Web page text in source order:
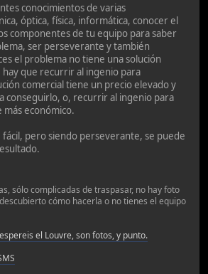
conocimientos de varias
óptica, física, informática, conocer el
componentes de tu equipo para saber
ser perseverante y también
el problema no tiene una solución
hay que recurrir al ingenio para
comercial tiene un precio elevado y
conseguirlo, o, recurrir al ingenio para
económico.
fácil, pero siendo perseverante, se puede
sólo complicadas de traspasar, no hay foto
cómo hacerla o no tienes el equipo
el Louvre, son fotos, y punto.